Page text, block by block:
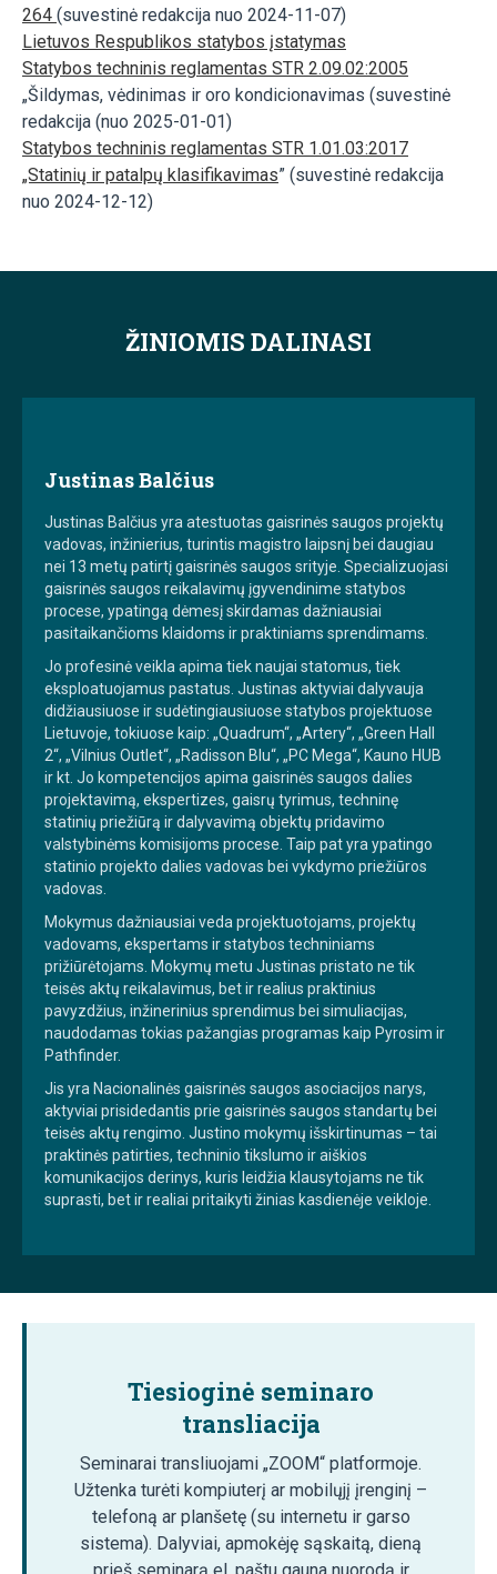
264 (suvestinė redakcija nuo 2024-11-07)
Lietuvos Respublikos statybos įstatymas
Statybos techninis reglamentas STR 2.09.02:2005
„Šildymas, vėdinimas ir oro kondicionavimas (suvestinė
redakcija (nuo 2025-01-01)
Statybos techninis reglamentas STR 1.01.03:2017
„Statinių ir patalpų klasifikavimas” (suvestinė redakcija
nuo 2024-12-12)
ŽINIOMIS DALINASI
Justinas Balčius
Justinas Balčius yra atestuotas gaisrinės saugos projektų
vadovas, inžinierius, turintis magistro laipsnį bei daugiau
nei 13 metų patirtį gaisrinės saugos srityje. Specializuojasi
gaisrinės saugos reikalavimų įgyvendinime statybos
procese, ypatingą dėmesį skirdamas dažniausiai
pasitaikančioms klaidoms ir praktiniams sprendimams.
Jo profesinė veikla apima tiek naujai statomus, tiek
eksploatuojamus pastatus. Justinas aktyviai dalyvauja
didžiausiuose ir sudėtingiausiuose statybos projektuose
Lietuvoje, tokiuose kaip: „Quadrum“, „Artery“, „Green Hall
2“, „Vilnius Outlet“, „Radisson Blu“, „PC Mega“, Kauno HUB
ir kt. Jo kompetencijos apima gaisrinės saugos dalies
projektavimą, ekspertizes, gaisrų tyrimus, techninę
statinių priežiūrą ir dalyvavimą objektų pridavimo
valstybinėms komisijoms procese. Taip pat yra ypatingo
statinio projekto dalies vadovas bei vykdymo priežiūros
vadovas.
Mokymus dažniausiai veda projektuotojams, projektų
vadovams, ekspertams ir statybos techniniams
prižiūrėtojams. Mokymų metu Justinas pristato ne tik
teisės aktų reikalavimus, bet ir realius praktinius
pavyzdžius, inžinerinius sprendimus bei simuliacijas,
naudodamas tokias pažangias programas kaip Pyrosim ir
Pathfinder.
Jis yra Nacionalinės gaisrinės saugos asociacijos narys,
aktyviai prisidedantis prie gaisrinės saugos standartų bei
teisės aktų rengimo. Justino mokymų išskirtinumas – tai
praktinės patirties, techninio tikslumo ir aiškios
komunikacijos derinys, kuris leidžia klausytojams ne tik
suprasti, bet ir realiai pritaikyti žinias kasdienėje veikloje.
Tiesioginė seminaro
transliacija
Seminarai transliuojami „ZOOM“ platformoje.
Užtenka turėti kompiuterį ar mobilųjį įrenginį –
telefoną ar planšetę (su internetu ir garso
sistema). Dalyviai, apmokėję sąskaitą, dieną
prieš seminarą el. paštu gauna nuorodą ir